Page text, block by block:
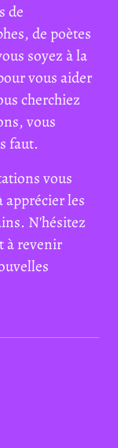
de
de poètes
soyez à la
vous aider
cherchiez
vous
faut.
vous
les
N'hésitez
à revenir